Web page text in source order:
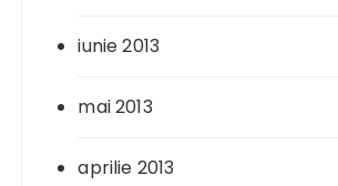
iunie 2013
mai 2013
aprilie 2013